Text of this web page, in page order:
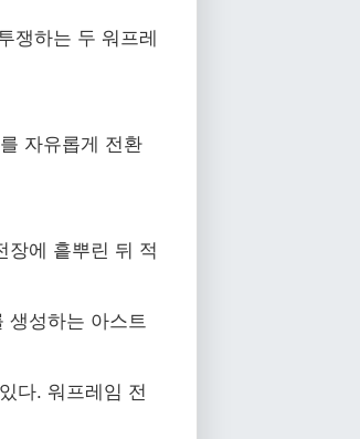
쟁하는 두 워프레
자유롭게 전환
장에 흩뿌린 뒤 적
생성하는 아스트
다. 워프레임 전